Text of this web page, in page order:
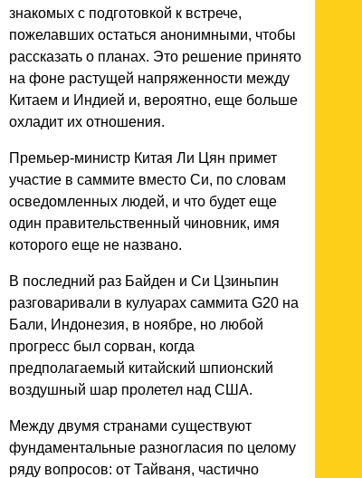
знакомых с подготовкой к встрече,
пожелавших остаться анонимными, чтобы
рассказать о планах. Это решение принято
на фоне растущей напряженности между
Китаем и Индией и, вероятно, еще больше
охладит их отношения.
Премьер-министр Китая Ли Цян примет
участие в саммите вместо Си, по словам
осведомленных людей, и что будет еще
один правительственный чиновник, имя
которого еще не названо.
В последний раз Байден и Си Цзиньпин
разговаривали в кулуарах саммита G20 на
Бали, Индонезия, в ноябре, но любой
прогресс был сорван, когда
предполагаемый китайский шпионский
воздушный шар пролетел над США.
Между двумя странами существуют
фундаментальные разногласия по целому
ряду вопросов: от Тайваня, частично